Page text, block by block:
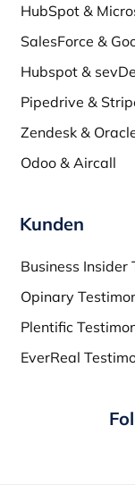
HubSpot &
SalesForce &
Hubspot &
Pipedrive &
Zendesk &
Odoo & Aircall
Kunden
Business Insider
Opinary
Plentific
EverReal